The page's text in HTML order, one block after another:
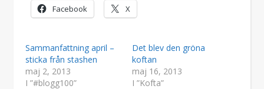
Facebook X
Sammanfattning april –
sticka från stashen
maj 2, 2013
I ”#blogg100”
Det blev den gröna
koftan
maj 16, 2013
I ”Kofta”